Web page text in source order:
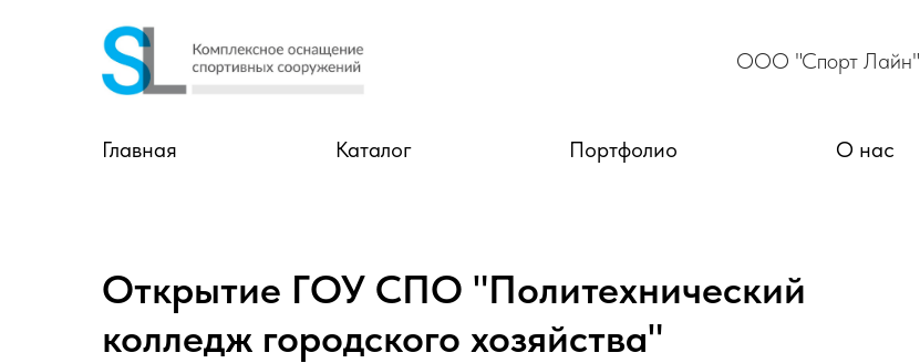
ООО "Спорт Лайн"
Главная Каталог Портфолио О нас
Открытие ГОУ СПО "Политехнический
колледж городского хозяйства"